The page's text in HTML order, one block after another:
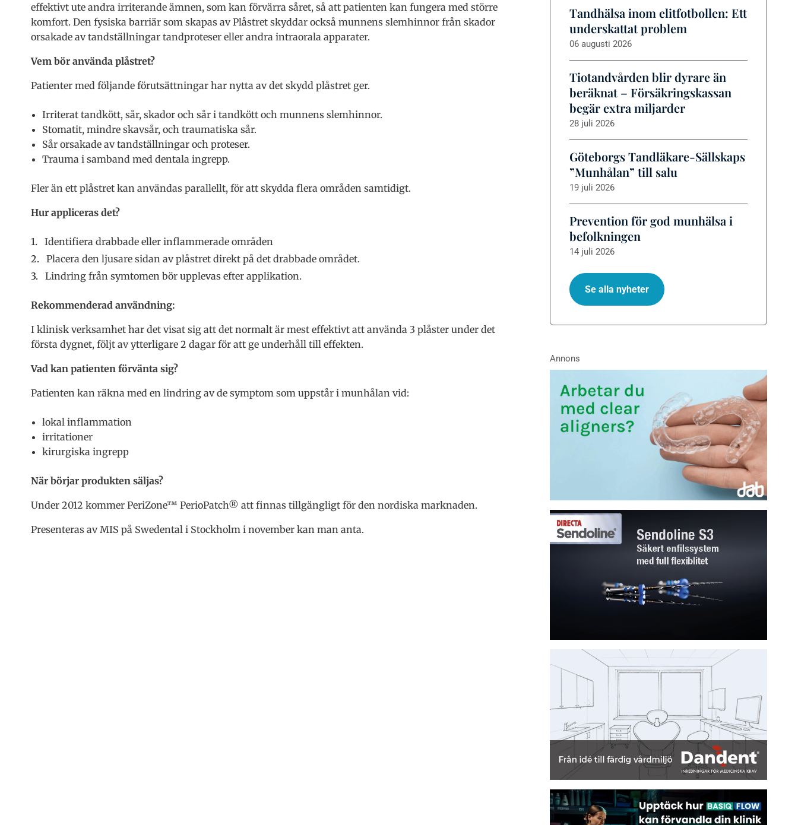
effektivt ute andra irriterande ämnen, som kan förvärra såret, så att patienten kan fungera med större
komfort. Den fysiska barriär som skapas av Plåstret skyddar också munnens slemhinnor från skador
orsakade av tandställningar tandproteser eller andra intraorala apparater.
Vem bör använda plåstret?
Patienter med följande förutsättningar har nytta av det skydd plåstret ger.
Irriterat tandkött, sår, skador och sår i tandkött och munnens slemhinnor.
Stomatit, mindre skavsår, och traumatiska sår.
Sår orsakade av tandställningar och proteser.
Trauma i samband med dentala ingrepp.
Fler än ett plåstret kan användas parallellt, för att skydda flera områden samtidigt.
Hur appliceras det?
Identifiera drabbade eller inflammerade områden
Placera den ljusare sidan av plåstret direkt på det drabbade området.
Lindring från symtomen bör upplevas efter applikation.
Rekommenderad användning:
I klinisk verksamhet har det visat sig att det normalt är mest effektivt att använda 3 plåster under det
första dygnet, följt av ytterligare 2 dagar för att ge underhåll till effekten.
Vad kan patienten förvänta sig?
Patienten kan räkna med en lindring av de symptom som uppstår i munhålan vid:
lokal inflammation
irritationer
kirurgiska ingrepp
När börjar produkten säljas?
Under 2012 kommer PeriZone™ PerioPatch® att finnas tillgängligt för den nordiska marknaden.
Presenteras av MIS på Swedental i Stockholm i november kan man anta.
Tandhälsa inom elitfotbollen: Ett
underskattat problem
06 augusti 2026
Tiotandvården blir dyrare än
beräknat – Försäkringskassan
begär extra miljarder
28 juli 2026
Göteborgs Tandläkare-Sällskaps
”Munhålan” till salu
19 juli 2026
Prevention för god munhälsa i
befolkningen
14 juli 2026
Se alla nyheter